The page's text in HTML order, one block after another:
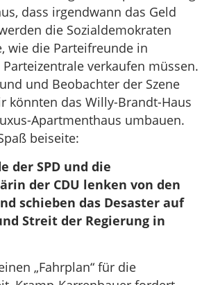
dass irgendwann das Geld
die Sozialdemokraten
wie die Parteifreunde in
verkaufen müssen.
und Beobachter der Szene
könnten das Willy-Brandt-Haus
Apartmenthaus umbauen.
beiseite:
der SPD und die
der CDU lenken von den
schieben das Desaster auf
Streit der Regierung in
„Fahrplan“ für die